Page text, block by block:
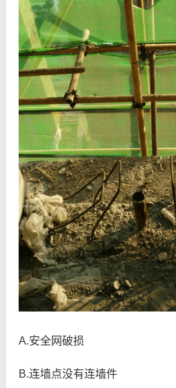
A.安全网破损
B.连墙点没有连墙件